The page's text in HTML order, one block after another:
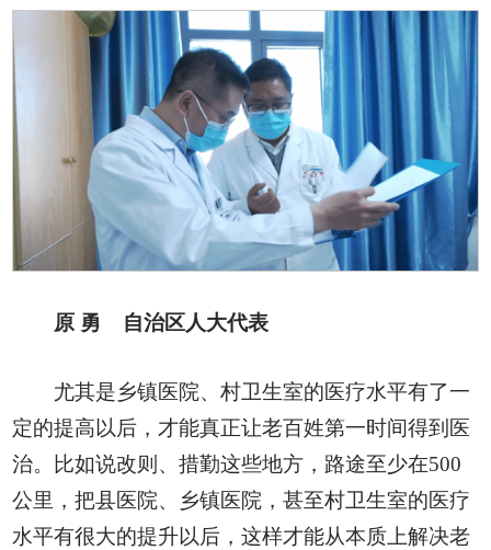
原 勇 自治区人大代表
尤其是乡镇医院、村卫生室的医疗水平有了一
定的提高以后，才能真正让老百姓第一时间得到医
治。比如说改则、措勤这些地方，路途至少在500
公里，把县医院、乡镇医院，甚至村卫生室的医疗
水平有很大的提升以后，这样才能从本质上解决老